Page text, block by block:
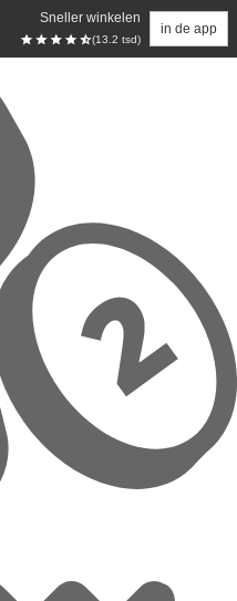
Sneller winkelen
(13.2 tsd)
in de app